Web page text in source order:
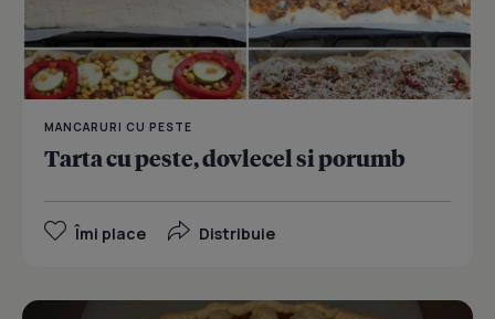
MANCARURI CU PESTE
Tarta cu peste, dovlecel si porumb
Îmi place Distribuie